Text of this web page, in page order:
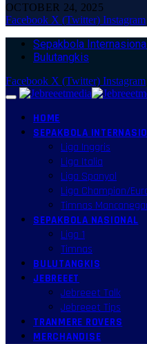
OCTOBER 24, 2025
Facebook X (Twitter) Instagram
Sepakbola
Bulutangkis
Facebook X (Twitter) Instagram
HOME
SEPAKBOLA
Liga Inggris
Liga Italia
Liga Spanyol
Liga Champion/
Timnas
SEPAKBOLA NASIONAL
Liga 1
Timnas
BULUTANGKIS
JEBREEET
Jebreeet Talk
Jebreeet Tips
TRANMERE ROVERS
MERCHANDISE